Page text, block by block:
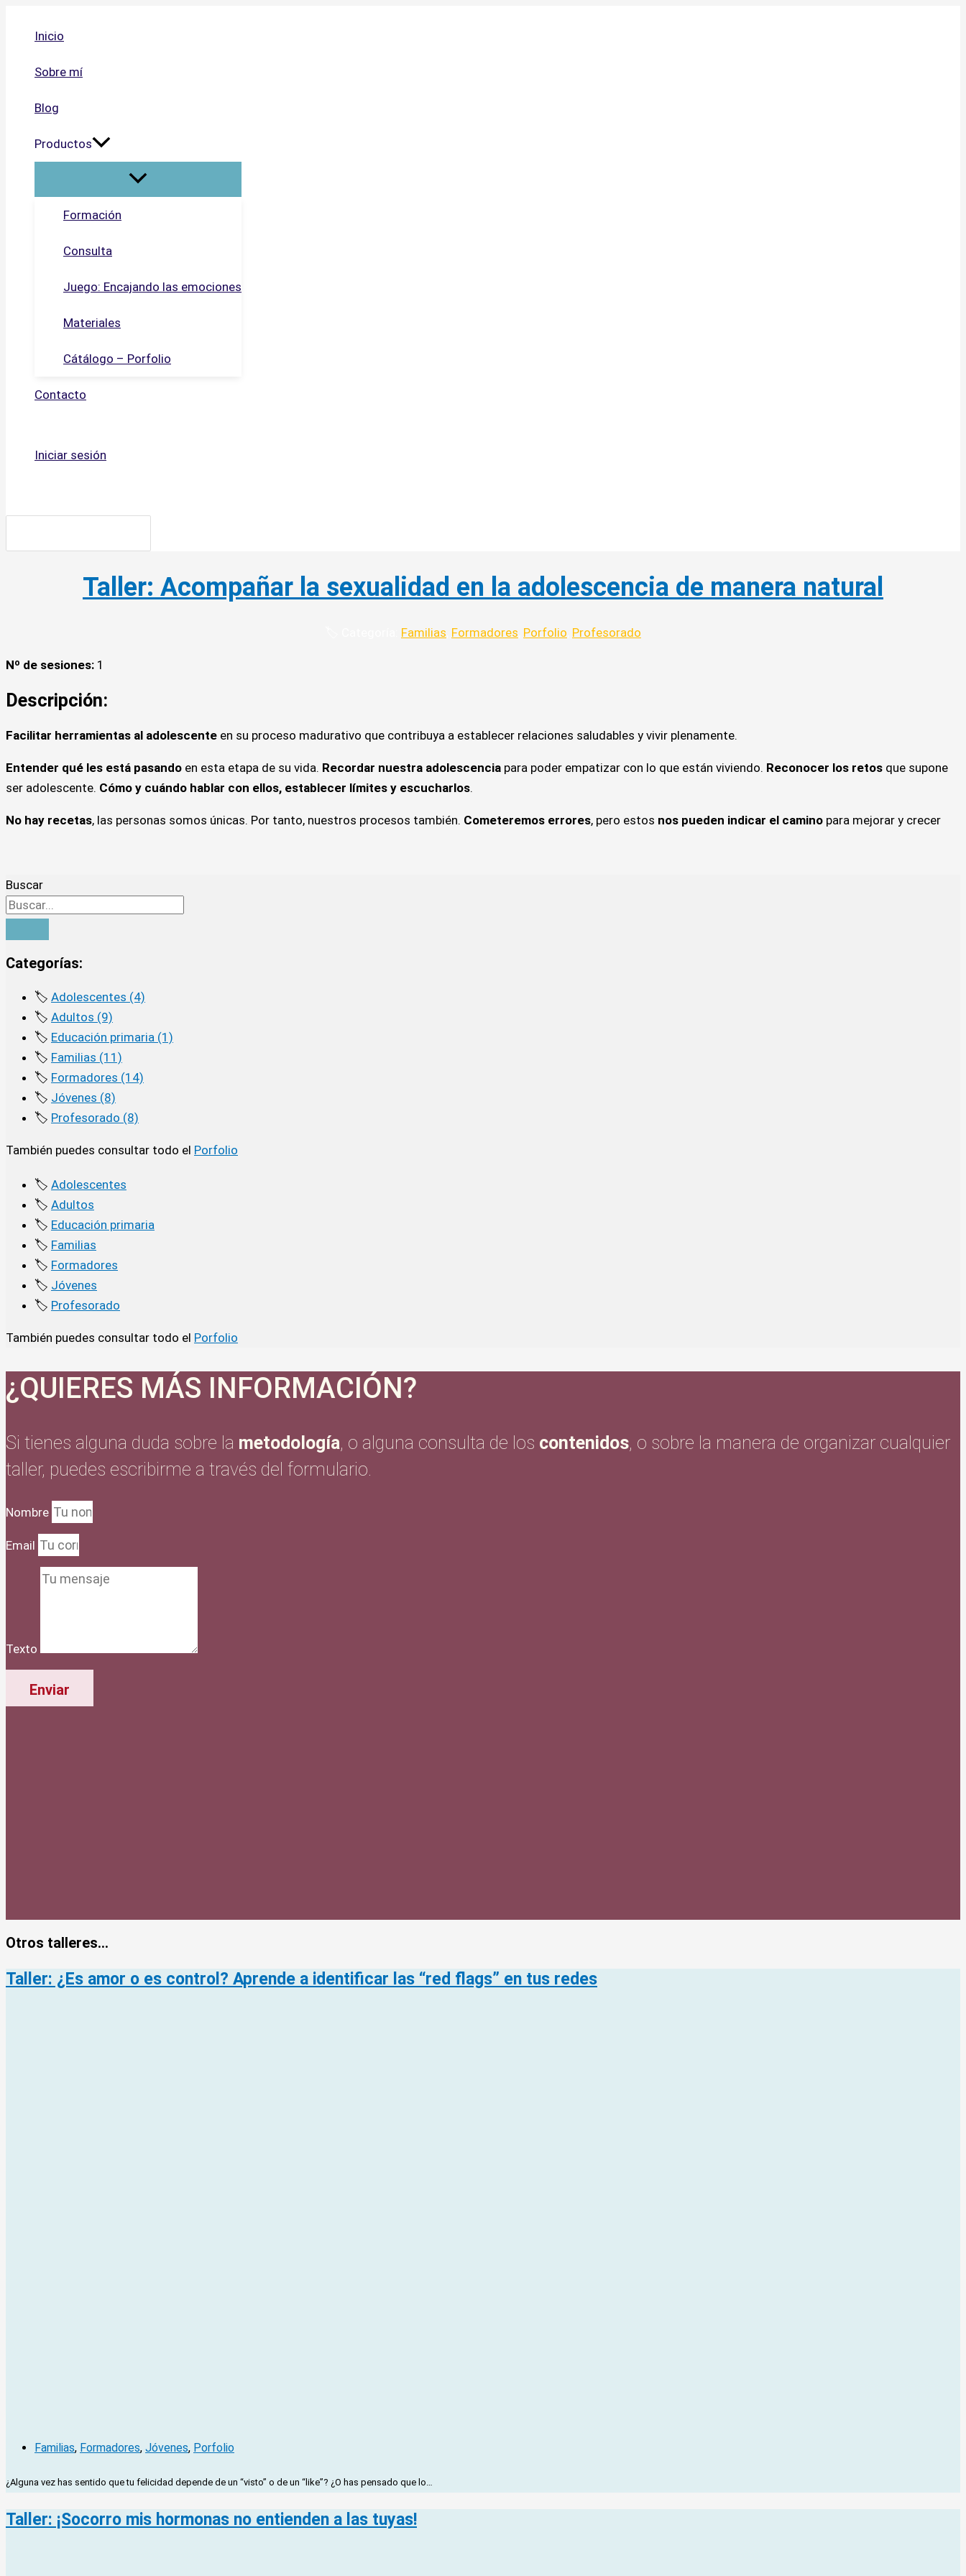
Inicio
Sobre mí
Blog
Productos
Formación
Consulta
Juego: Encajando las emociones
Materiales
Cátálogo – Porfolio
Contacto
Iniciar sesión
Taller: Acompañar la sexualidad en la adolescencia de manera natural
Familias Formadores Porfolio Profesorado
Nº de sesiones: 1
Descripción:
Facilitar herramientas al adolescente en su proceso madurativo que contribuya a establecer relaciones saludables y vivir plenamente.
Entender qué les está pasando en esta etapa de su vida. Recordar nuestra adolescencia para poder empatizar con lo que están viviendo. Reconocer los retos que supone
ser adolescente. Cómo y cuándo hablar con ellos, establecer límites y escucharlos.
No hay recetas, las personas somos únicas. Por tanto, nuestros procesos también. Cometeremos errores, pero estos nos pueden indicar el camino para mejorar y crecer
Buscar
Categorías:
🏷️ Adolescentes (4)
🏷️ Adultos (9)
🏷️ Educación primaria (1)
🏷️ Familias (11)
🏷️ Formadores (14)
🏷️ Jóvenes (8)
🏷️ Profesorado (8)
También puedes consultar todo el Porfolio
🏷️ Adolescentes
🏷️ Adultos
🏷️ Educación primaria
🏷️ Familias
🏷️ Formadores
🏷️ Jóvenes
🏷️ Profesorado
También puedes consultar todo el Porfolio
¿QUIERES MÁS INFORMACIÓN?
Si tienes alguna duda sobre la metodología, o alguna consulta de los contenidos, o sobre la manera de organizar cualquier
taller, puedes escribirme a través del formulario.
Nombre
Email
Texto
Enviar
Otros talleres...
Taller: ¿Es amor o es control? Aprende a identificar las “red flags” en tus redes
Familias, Formadores, Jóvenes, Porfolio
¿Alguna vez has sentido que tu felicidad depende de un “visto” o de un “like”? ¿O has pensado que lo…
Taller: ¡Socorro mis hormonas no entienden a las tuyas!